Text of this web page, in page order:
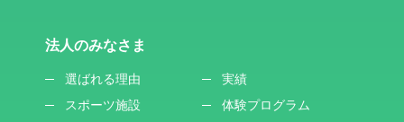
法人のみなさま
選ばれる理由
実績
スポーツ施設
体験プログラム